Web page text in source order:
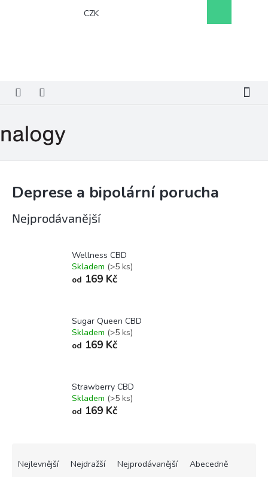
CZK
košík
Deprese a bipolární porucha
Nejprodávanější
Wellness CBD
Skladem (>5 ks)
od 169 Kč
Sugar Queen CBD
Skladem (>5 ks)
od 169 Kč
Strawberry CBD
Skladem (>5 ks)
od 169 Kč
Nejlevnější Nejdražší Nejprodávanější Abecedně